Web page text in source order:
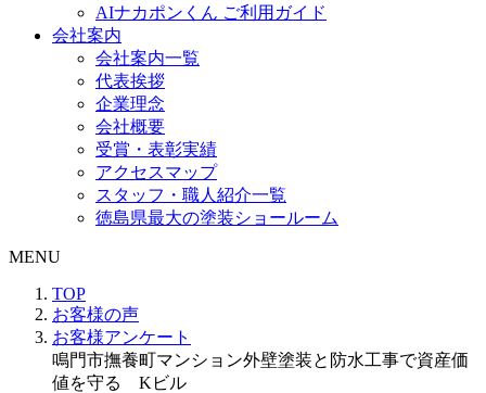
AIナカポンくん ご利用ガイド
会社案内
会社案内一覧
代表挨拶
企業理念
会社概要
受賞・表彰実績
アクセスマップ
スタッフ・職人紹介一覧
徳島県最大の塗装ショールーム
MENU
TOP
お客様の声
お客様アンケート
鳴門市撫養町マンション外壁塗装と防水工事で資産価
値を守る Kビル